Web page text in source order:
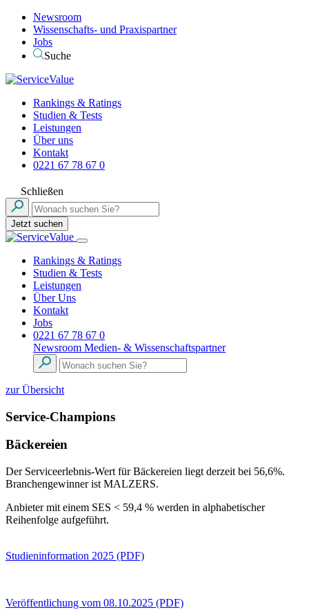
Newsroom
Wissenschafts- und Praxispartner
Jobs
Suche
Rankings & Ratings
Studien & Tests
Leistungen
Über uns
Kontakt
0221 67 78 67 0
Schließen
Jetzt suchen
Rankings & Ratings
Studien & Tests
Leistungen
Über Uns
Kontakt
Jobs
0221 67 78 67 0
Newsroom Medien- & Wissenschaftspartner
zur Übersicht
Service-Champions
Bäckereien
Der Serviceerlebnis-Wert für Bäckereien liegt derzeit bei 56,6%.
Branchengewinner ist MALZERS.
Anbieter mit einem SES < 59,4 % werden in alphabetischer
Reihenfolge aufgeführt.
Studieninformation 2025 (PDF)
Veröffentlichung vom 08.10.2025 (PDF)